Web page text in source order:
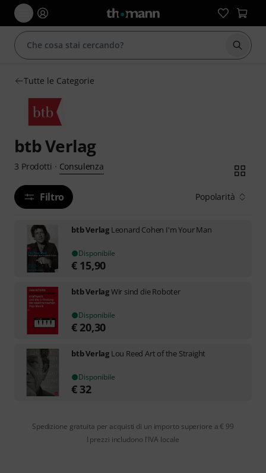
Tutte le Categorie
btb Verlag
3 Prodotti · Consulenza
Filtro Popolarità
btb Verlag Leonard Cohen I'm Your Man
Disponibile
€ 15,90
btb VerlagWir sind die Roboter
Disponibile
€ 20,30
btb Verlag Lou Reed Art of the Straight
Disponibile
€ 32
Spedizione gratuita per acquisti di un importo superiore a € 99
I prezzi includono l'IVA locale